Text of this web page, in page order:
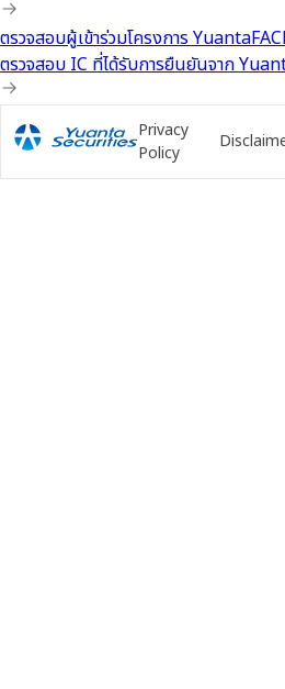
ตรวจสอบผู้เข้าร่วมโครงการ
ตรวจสอบ IC ที่ได้รับการยืนยันจาก
Privacy
Policy